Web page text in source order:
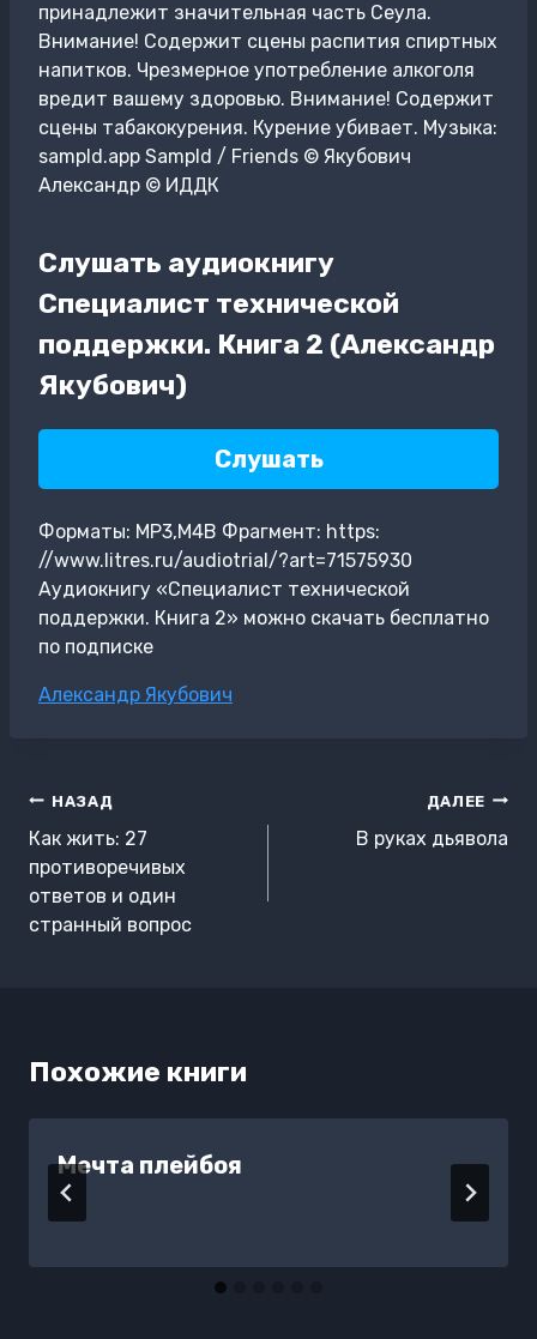
принадлежит значительная часть Сеула.
Внимание! Содержит сцены распития спиртных
напитков. Чрезмерное употребление алкоголя
вредит вашему здоровью. Внимание! Содержит
сцены табакокурения. Курение убивает. Музыка:
sampld.app Sampld / Friends © Якубович
Александр © ИДДК
Слушать аудиокнигу
Специалист технической
поддержки. Книга 2 (Александр
Якубович)
Слушать
Форматы: MP3,M4B Фрагмент: https:
//www.litres.ru/audiotrial/?art=71575930
Аудиокнигу «Специалист технической
поддержки. Книга 2» можно скачать бесплатно
по подписке
Метки
Александр Якубович
Навигация
по
записям
НАЗАД
Как жить: 27
противоречивых
ответов и один
странный вопрос
ДАЛЕЕ
В руках дьявола
Похожие книги
Мечта плейбоя